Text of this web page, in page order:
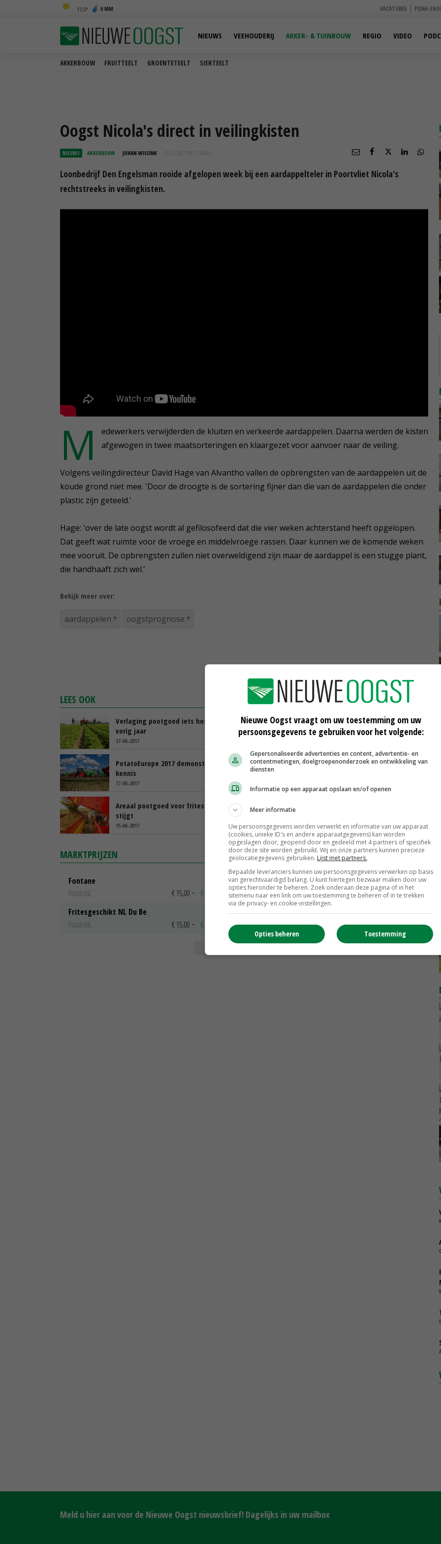
17,5 0 MM VACATURES POAH-
AKKERBOUW FRUITTEELT GROENTETEELT SIERTEELT
NIEUWS VEEHOUDERIJ AKKER- & TUINBOUW REGIO VIDEO
Oogst Nicola's direct in veilingkisten
NIEUWS AKKERBOUW JOHAN WISSINK 03 JUL 2017 OM 11:58
Loonbedrijf Den Engelsman rooide afgelopen week bij een aardappelteler in Poortvliet Nicola's
rechtstreeks in veilingkisten.
M
edewerkers verwijderden de kluiten en verkeerde aardappelen. Daarna werden de kisten
afgewogen in twee maatsorteringen en klaargezet voor aanvoer naar de veiling.
Volgens veilingdirecteur David Hage van Alvantho vallen de opbrengsten van de aardappelen uit de
koude grond niet mee. 'Door de droogte is de sortering fijner dan die van de aardappelen die onder
plastic zijn geteeld.'
Hage: 'over de late oogst wordt al gefilosofeerd dat die vier weken achterstand heeft opgelopen.
Dat geeft wat ruimte voor de vroege en middelvroege rassen. Daar kunnen we de komende weken
mee vooruit. De opbrengsten zullen niet overweldigend zijn maar de aardappel is een stugge plant,
die handhaaft zich wel.'
Bekijk meer over:
aardappelen oogstprognose
LEES OOK
Verlaging pootgoed iets hoger dan
vorig jaar
27-06-2017
Van den Borne Aardappelen
vlaggenschip McDonald's
PotatoEurope 2017 demonstreert
kennis
17-06-2017
HZPC betaalt 34,40 euro voor
Areaal pootgoed voor fritesrassen
stijgt
15-06-2017 14-06-2017
MARKTPRIJZEN
Fontane
PotatoNL
€ 15,00 ~ € 23,00
Fritesgeschikt NL Du Be
PotatoNL
€ 15,00 ~ € 23,00
Peen
Noteringen
€ 26,00~ € 33,00
Uien Middenmeer Geel 30-60% grof
Noteringen
€ 0,00~ € 0,00
Meld u hier aan voor de Nieuwe Oogst nieuwsbrief! Dagelijks in uw mailbox
Nieuwe Oogst vraagt om uw toestemming om uw
persoonsgegevens te gebruiken voor het volgende:
Gepersonaliseerde advertenties en content, advertentie- en
contentmetingen, doelgroepenonderzoek en ontwikkeling van
diensten
Informatie op een apparaat opslaan en/of openen
Meer informatie
Uw persoonsgegevens worden verwerkt en informatie van uw apparaat
(cookies, unieke ID's en andere apparaatgegevens) kan worden
opgeslagen door, geopend door en gedeeld met 4 partners of specifiek
door deze site worden gebruikt. Wij en onze partners kunnen precieze
geolocatiegegevens gebruiken. Lijst met partners.
Bepaalde leveranciers kunnen uw persoonsgegevens verwerken op basis
van gerechtvaardigd belang. U kunt hiertegen bezwaar maken door uw
opties hieronder te beheren. Zoek onderaan deze pagina of in het
sitemenu naar een link om uw toestemming te beheren of in te trekken
via de privacy- en cookie-instellingen.
Toestemming
Opties beheren